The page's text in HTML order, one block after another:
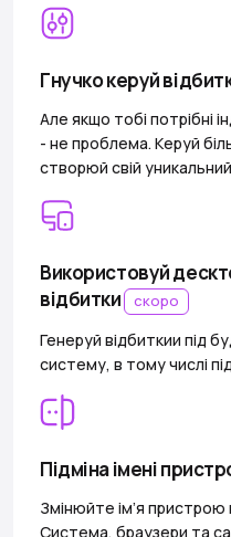
Гнучко керуй
Але якщо тобі потрібні
- не проблема. Керуй
створюй свій
Використовуй
відбитки скоро
Генеруй відбиткии під
систему, в тому числі
Підміна імені
Змінюйте ім’я
Система, браузери та